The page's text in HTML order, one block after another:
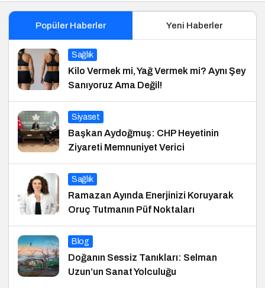
Popüler Haberler Yeni Haberler
Sağlık
Kilo Vermek mi, Yağ Vermek mi? Aynı Şey
Sanıyoruz Ama Değil!
Siyaset
Başkan Aydoğmuş: CHP Heyetinin
Ziyareti Memnuniyet Verici
Sağlık
Ramazan Ayında Enerjinizi Koruyarak
Oruç Tutmanın Püf Noktaları
Blog
Doğanın Sessiz Tanıkları: Selman
Uzun’un Sanat Yolculuğu